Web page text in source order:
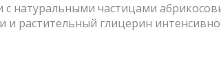
натуральными частицами
глицерин интенсивно